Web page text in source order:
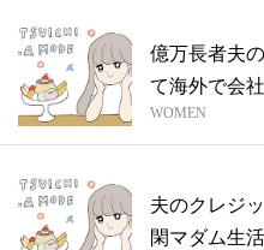
億万長者夫
て海外で会
Vo...
WOMEN
夫のクレジ
閑マダム生